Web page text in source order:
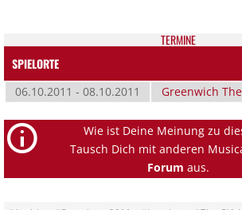
TER­MI­NE
SPIELORTE
06.10.2011 - 08.10.2011 Greenwich
Wie ist Deine Meinung zu
Tausch Dich mit anderen
Forum aus.